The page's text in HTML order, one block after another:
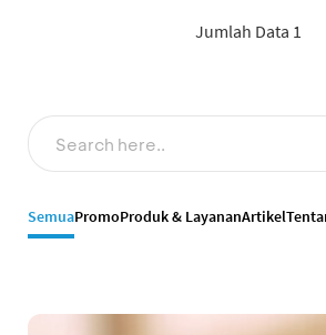
Jumlah Data 1
SemuaPromoProduk & LayananArtikel